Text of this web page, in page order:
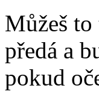
Můžeš
předá a
pokud